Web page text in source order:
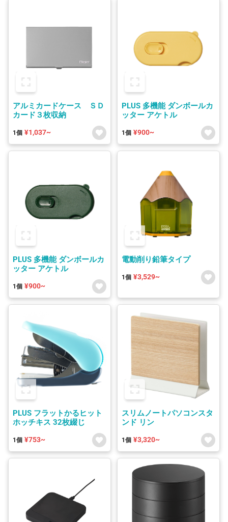
アルミカードケース ＳＤ
カード３枚収納
1個 ¥1,037~
PLUS 多機能 ダンボールカ
ッター アケトル
1個 ¥900~
PLUS 多機能 ダンボールカ
ッター アケトル
1個 ¥900~
電動削り鉛筆タイプ
1個 ¥3,529~
PLUS フラットかるヒット
ホッチキス 32枚綴じ
1個 ¥753~
スリムノートパソコンスタ
ンド リン
1個 ¥3,320~